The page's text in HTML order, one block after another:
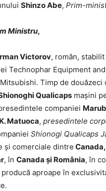
Shinzo Abe, Prim-
Ministru,
Victorov, român,
Technophar Equipment
Timp de douăzeci
Qualicaps mașini
companiei
K. Matuoca, presedintele
Shionogi Qualicaps
și comerciale dintre
, în Canada și România, în
producă aproape în